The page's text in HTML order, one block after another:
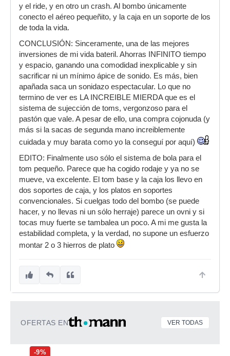
y el ride, y en otro un crash. Al bombo únicamente
conecto el aéreo pequeñito, y la caja en un soporte de los
de toda la vida.
CONCLUSIÓN: Sinceramente, una de las mejores
inversiones de mi vida bateril. Ahorras INFINITO tiempo
y espacio, ganando una comodidad inexplicable y sin
sacrificar ni un mínimo ápice de sonido. Es más, bien
apañada saca un sonidazo espectacular. Lo que no
termino de ver es LA INCREIBLE MIERDA que es el
sistema de sujección de toms, vergonzoso para el
pastón que vale. A pesar de ello, una compra cojonuda (y
más si la sacas de segunda mano increiblemente
cuidada y muy barata como yo la conseguí por aquí)
EDITO: Finalmente uso sólo el sistema de bola para el
tom pequeño. Parece que ha cogido rodaje y ya no se
mueve, va excelente. El tom base y la caja los llevo en
dos soportes de caja, y los platos en soportes
convencionales. Si cuelgas todo del bombo (se puede
hacer, y no llevas ni un sólo herraje) parece un ovni y si
tocas muy fuerte se tambalea un poco. A mi me gusta la
estabilidad completa, y la verdad, no supone un esfuerzo
montar 2 o 3 hierros de plato
OFERTAS EN VER TODAS
-9%